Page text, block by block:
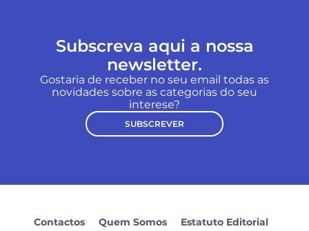
Subscreva aqui a nossa
newsletter.
Gostaria de receber no seu email todas as
novidades sobre as categorias do seu
interese?
SUBSCREVER
Contactos Quem Somos Estatuto Editorial